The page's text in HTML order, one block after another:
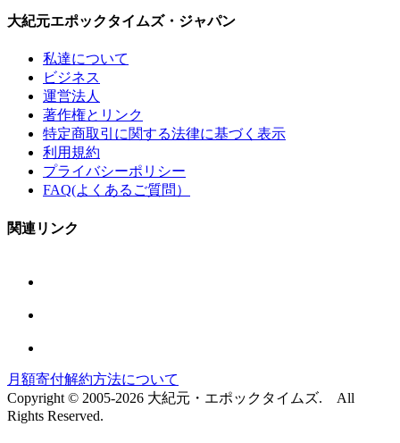
大紀元エポックタイムズ・ジャパン
私達について
ビジネス
運営法人
著作権とリンク
特定商取引に関する法律に基づく表示
利用規約
プライバシーポリシー
FAQ(よくあるご質問）
関連リンク
月額寄付解約方法について
Copyright © 2005-2026 大紀元・エポックタイムズ. All
Rights Reserved.